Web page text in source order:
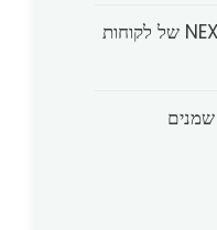
כנס NEXUS ACADEMY של לקוחות